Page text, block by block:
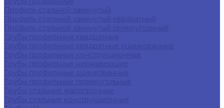
Профиль стальной замкнутый
Профиль стальной замкнутый квадратный
Профиль стальной замкнутый прямоугольный
Трубы профильные квадратные
Трубы профильные квадратные оцинкованные
Трубы профильные конструкционные
Трубы профильные нержавеющие
Трубы профильные оцинкованные
Трубы профильные прямоугольные
Трубы стальные жаропрочные
Трубы стальные конструкционные